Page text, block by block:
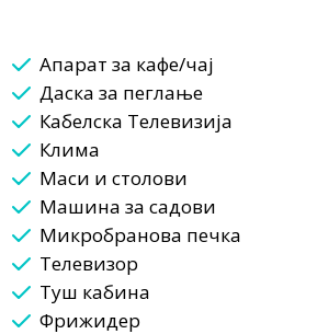
Апарат за кафе/чај
Даска за пеглање
Кабелска Телевизија
Клима
Маси и столови
Машина за садови
Микробранова печка
Телевизор
Туш кабина
Фрижидер